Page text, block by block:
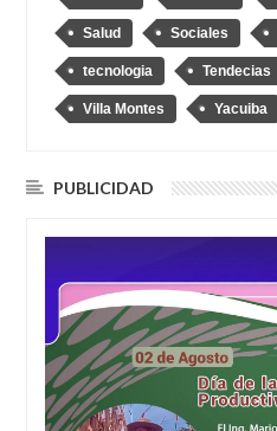
Salud Sociales
tecnologia Tendecias
Villa Montes Yacuiba
PUBLICIDAD